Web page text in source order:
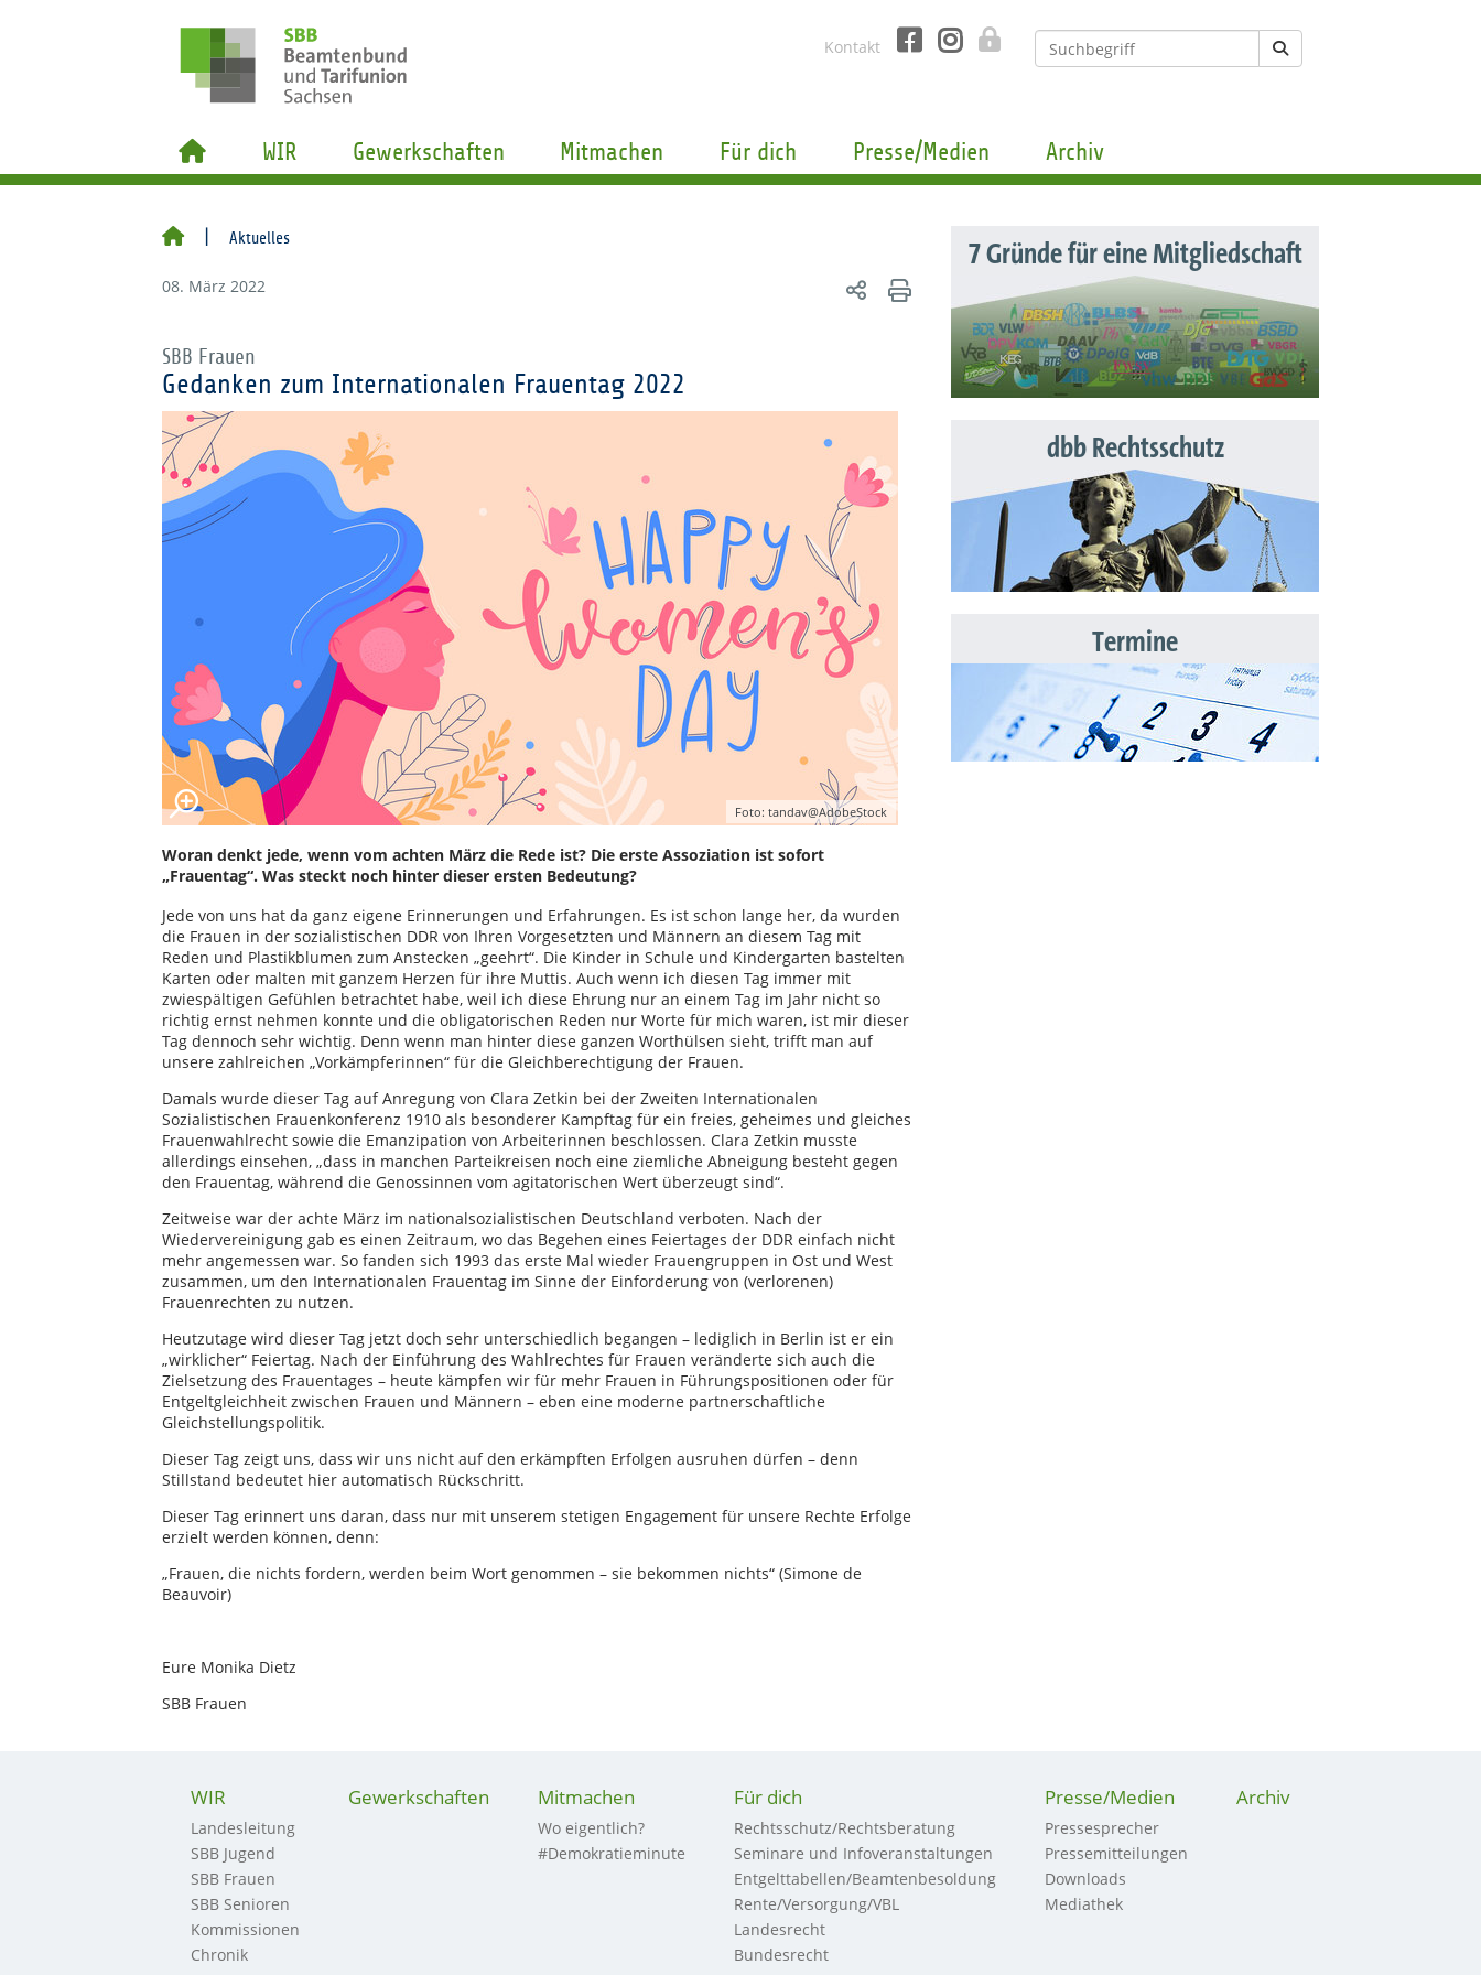
Kontakt
WIR Gewerkschaften Mitmachen Für dich Presse/Medien Archiv
Aktuelles
08. März 2022
SBB Frauen
Gedanken zum Internationalen Frauentag 2022
Foto: tandav@AdobeStock
Woran denkt jede, wenn vom achten März die Rede ist? Die erste Assoziation ist sofort
„Frauentag“. Was steckt noch hinter dieser ersten Bedeutung?
Jede von uns hat da ganz eigene Erinnerungen und Erfahrungen. Es ist schon lange her, da wurden
die Frauen in der sozialistischen DDR von Ihren Vorgesetzten und Männern an diesem Tag mit
Reden und Plastikblumen zum Anstecken „geehrt“. Die Kinder in Schule und Kindergarten bastelten
Karten oder malten mit ganzem Herzen für ihre Muttis. Auch wenn ich diesen Tag immer mit
zwiespältigen Gefühlen betrachtet habe, weil ich diese Ehrung nur an einem Tag im Jahr nicht so
richtig ernst nehmen konnte und die obligatorischen Reden nur Worte für mich waren, ist mir dieser
Tag dennoch sehr wichtig. Denn wenn man hinter diese ganzen Worthülsen sieht, trifft man auf
unsere zahlreichen „Vorkämpferinnen“ für die Gleichberechtigung der Frauen.
Damals wurde dieser Tag auf Anregung von Clara Zetkin bei der Zweiten Internationalen
Sozialistischen Frauenkonferenz 1910 als besonderer Kampftag für ein freies, geheimes und gleiches
Frauenwahlrecht sowie die Emanzipation von Arbeiterinnen beschlossen. Clara Zetkin musste
allerdings einsehen, „dass in manchen Parteikreisen noch eine ziemliche Abneigung besteht gegen
den Frauentag, während die Genossinnen vom agitatorischen Wert überzeugt sind“.
Zeitweise war der achte März im nationalsozialistischen Deutschland verboten. Nach der
Wiedervereinigung gab es einen Zeitraum, wo das Begehen eines Feiertages der DDR einfach nicht
mehr angemessen war. So fanden sich 1993 das erste Mal wieder Frauengruppen in Ost und West
zusammen, um den Internationalen Frauentag im Sinne der Einforderung von (verlorenen)
Frauenrechten zu nutzen.
Heutzutage wird dieser Tag jetzt doch sehr unterschiedlich begangen – lediglich in Berlin ist er ein
„wirklicher“ Feiertag. Nach der Einführung des Wahlrechtes für Frauen veränderte sich auch die
Zielsetzung des Frauentages – heute kämpfen wir für mehr Frauen in Führungspositionen oder für
Entgeltgleichheit zwischen Frauen und Männern – eben eine moderne partnerschaftliche
Gleichstellungspolitik.
Dieser Tag zeigt uns, dass wir uns nicht auf den erkämpften Erfolgen ausruhen dürfen – denn
Stillstand bedeutet hier automatisch Rückschritt.
Dieser Tag erinnert uns daran, dass nur mit unserem stetigen Engagement für unsere Rechte Erfolge
erzielt werden können, denn:
„Frauen, die nichts fordern, werden beim Wort genommen – sie bekommen nichts“ (Simone de
Beauvoir)
Eure Monika Dietz
SBB Frauen
7 Gründe für eine Mitgliedschaft
dbb Rechtsschutz
Termine
WIR
Landesleitung
SBB Jugend
SBB Frauen
SBB Senioren
Kommissionen
Chronik
Gewerkschaften Mitmachen
Wo eigentlich?
#Demokratieminute
Für dich
Rechtsschutz/Rechtsberatung
Seminare und Infoveranstaltungen
Entgelttabellen/Beamtenbesoldung
Rente/Versorgung/VBL
Landesrecht
Bundesrecht
Presse/Medien
Pressesprecher
Pressemitteilungen
Downloads
Mediathek
Archiv